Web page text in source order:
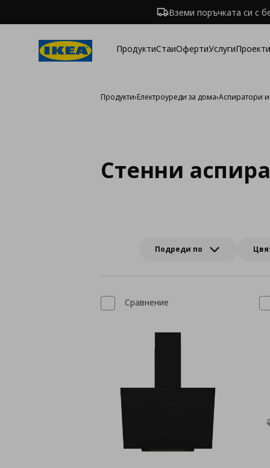
Вземи поръчката си с
ПродуктиСтаиОфертиУслуги
Продукти›Електроуреди за дома›Аспиратори
Стенни
Подреди по
Сравнение